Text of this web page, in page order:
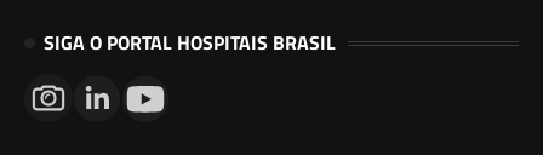
SIGA O PORTAL HOSPITAIS BRASIL